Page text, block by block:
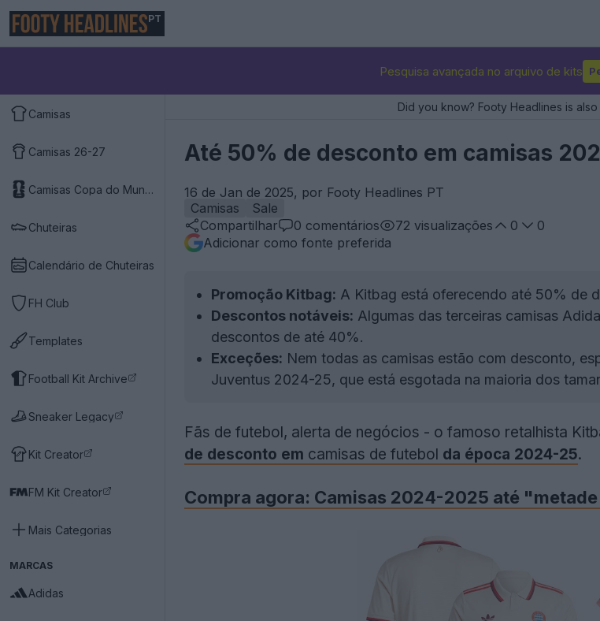
PT
Pesquisa avançada no arquivo de kits
Camisas
Camisas 26-27
Camisas Copa do Mundo 2026
Chuteiras
Calendário de Chuteiras
FH Club
Templates
Football Kit Archive
Sneaker Legacy
Kit Creator
FM Kit Creator
Mais Categorias
MARCAS
Adidas
Did you know? Footy Headlines is
Até 50% de desconto em camisas
16 de Jan de 2025, por Footy Headlines PT
Camisas
Sale
Compartilhar
0 comentários 72 visualizações 0
0
Adicionar como fonte preferida
Promoção Kitbag: A Kitbag está oferecendo até 50% de
Descontos notáveis: Algumas das terceiras camisas
descontos de até 40%.
Exceções: Nem todas as camisas estão com desconto,
Juventus 2024-25, que está esgotada na maioria dos
Fãs de futebol, alerta de negócios - o famoso retalhista
de desconto em camisas de futebol da época 2024-25.
Compra agora: Camisas 2024-2025 até